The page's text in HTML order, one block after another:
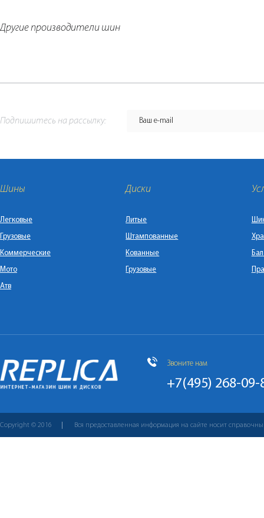
Другие производители шин
Подпишитесь на рассылку:
Шины
Легковые
Грузовые
Коммерческие
Мото
Атв
Диски
Литые
Штампованные
Кованные
Грузовые
Звоните нам
+7(495) 268-09-
Copyright © 2016 Вся предоставленная информация на сайте носит